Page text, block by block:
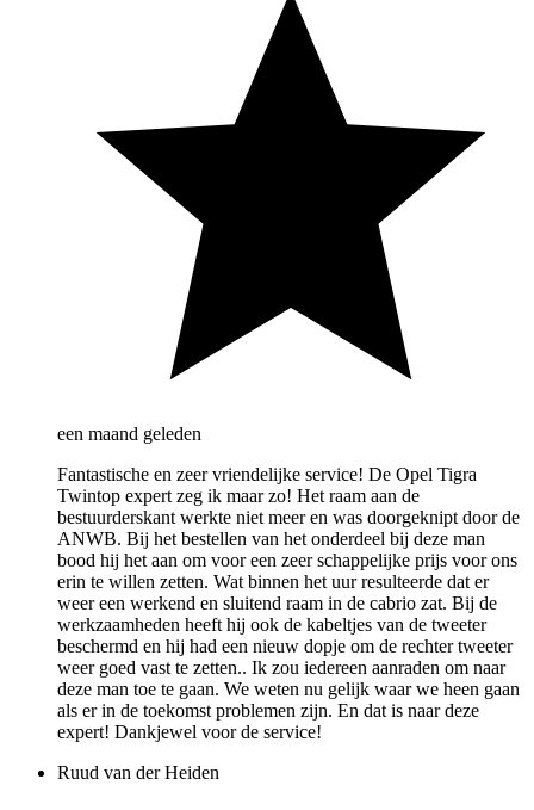
een maand geleden
Fantastische en zeer vriendelijke service! De Opel Tigra
Twintop expert zeg ik maar zo! Het raam aan de
bestuurderskant werkte niet meer en was doorgeknipt door de
ANWB. Bij het bestellen van het onderdeel bij deze man
bood hij het aan om voor een zeer schappelijke prijs voor ons
erin te willen zetten. Wat binnen het uur resulteerde dat er
weer een werkend en sluitend raam in de cabrio zat. Bij de
werkzaamheden heeft hij ook de kabeltjes van de tweeter
beschermd en hij had een nieuw dopje om de rechter tweeter
weer goed vast te zetten.. Ik zou iedereen aanraden om naar
deze man toe te gaan. We weten nu gelijk waar we heen gaan
als er in de toekomst problemen zijn. En dat is naar deze
expert! Dankjewel voor de service!
Ruud van der Heiden